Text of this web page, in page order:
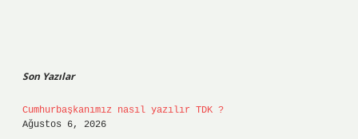
Son Yazılar
Cumhurbaşkanımız nasıl yazılır TDK ?
Ağustos 6, 2026